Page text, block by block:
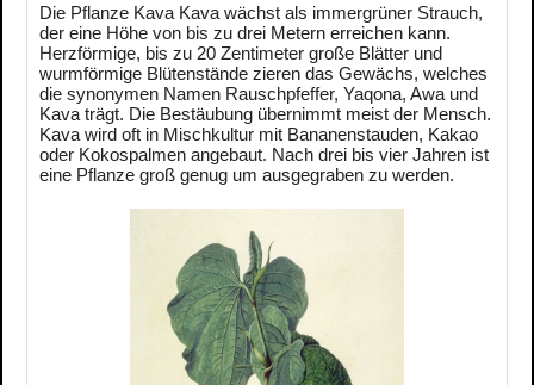
Die Pflanze Kava Kava wächst als immergrüner Strauch,
der eine Höhe von bis zu drei Metern erreichen kann.
Herzförmige, bis zu 20 Zentimeter große Blätter und
wurmförmige Blütenstände zieren das Gewächs, welches
die synonymen Namen Rauschpfeffer, Yaqona, Awa und
Kava trägt. Die Bestäubung übernimmt meist der Mensch.
Kava wird oft in Mischkultur mit Bananenstauden, Kakao
oder Kokospalmen angebaut. Nach drei bis vier Jahren ist
eine Pflanze groß genug um ausgegraben zu werden.